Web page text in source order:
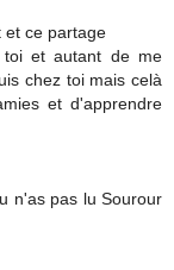
et ce partage
et autant de me
chez toi mais celà
et d'apprendre
n'as pas lu Sourour